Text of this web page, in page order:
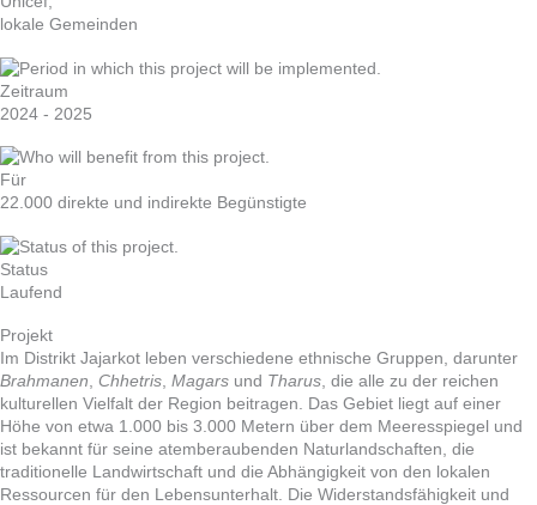
lokale Gemeinden
Zeitraum
2024 - 2025
Für
22.000 direkte und indirekte Begünstigte
Status
Laufend
Projekt
Im Distrikt Jajarkot leben verschiedene ethnische Gruppen, darunter
Brahmanen
Chhetris Magars und Tharus , die alle zu der reichen
kulturellen Vielfalt der Region beitragen. Das Gebiet liegt auf einer
Höhe von etwa 1.000 bis 3.000 Metern über dem Meeresspiegel und
ist bekannt für seine atemberaubenden Naturlandschaften, die
traditionelle Landwirtschaft und die Abhängigkeit von den lokalen
Ressourcen für den Lebensunterhalt. Die Widerstandsfähigkeit und